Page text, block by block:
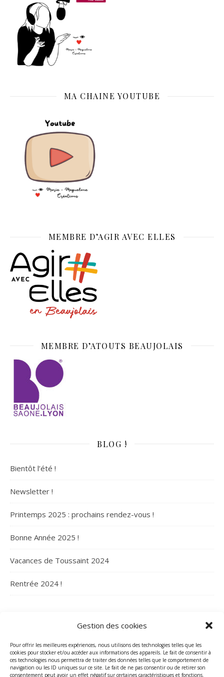
Gestion des cookies
Pour offrir les meilleures expériences, nous utilisons des technologies telles que les
cookies pour stocker et/ou accéder aux informations des appareils. Le fait de consentir à
ces technologies nous permettra de traiter des données telles que le comportement de
navigation ou les ID uniques sur ce site. Le fait de ne pas consentir ou de retirer son
consentement peut avoir un effet négatif sur certaines caractéristiques et fonctions.
MA CHAINE YOUTUBE
MEMBRE D’AGIR AVEC ELLES
MEMBRE D’ATOUTS BEAUJOLAIS
BLOG !
Bientôt l’été !
Newsletter !
Printemps 2025 : prochains rendez-vous !
Bonne Année 2025 !
Vacances de Toussaint 2024
Rentrée 2024 !
ARCHIVES
Archives